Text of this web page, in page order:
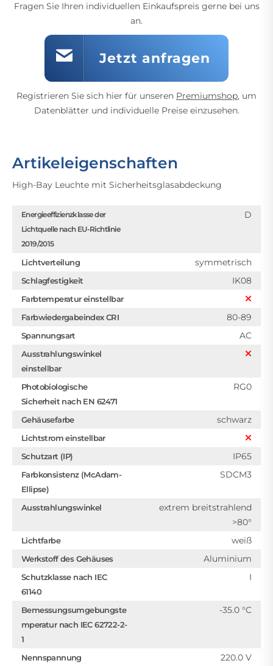
Fragen Sie Ihren individuellen Einkaufspreis gerne bei uns
an.
Jetzt anfragen
Registrieren Sie sich hier für unseren Premiumshop, um
Datenblätter und individuelle Preise einzusehen.
Artikeleigenschaften
High-Bay Leuchte mit Sicherheitsglasabdeckung
Energieeffizienzklasse der
Lichtquelle nach EU-Richtlinie
2019/2015
D
Lichtverteilung symmetrisch
Schlagfestigkeit IK08
Farbtemperatur einstellbar
Farbwiedergabeindex CRI
80-89
Spannungsart AC
Ausstrahlungswinkel
einstellbar
Photobiologische
Sicherheit nach EN 62471
RG0
Gehäusefarbe schwarz
Lichtstrom einstellbar
Schutzart (IP)
IP65
Farbkonsistenz (McAdam-
Ellipse)
SDCM3
Ausstrahlungswinkel
extrem breitstrahlend
>80°
Lichtfarbe weiß
Werkstoff des Gehäuses Aluminium
Schutzklasse nach IEC
61140
I
Bemessungsumgebungste
mperatur nach IEC 62722-2-
1
-35.0 °C
Nennspannung 220.0 V